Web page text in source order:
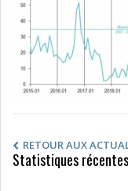
RETOUR AUX
Statistiques récentes